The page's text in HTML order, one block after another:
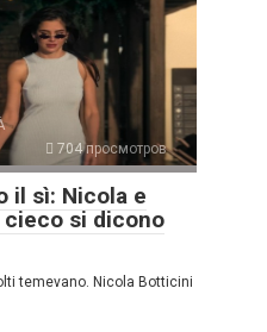
704 просмотров
il sì: Nicola e
cieco si dicono
temevano. Nicola Botticini